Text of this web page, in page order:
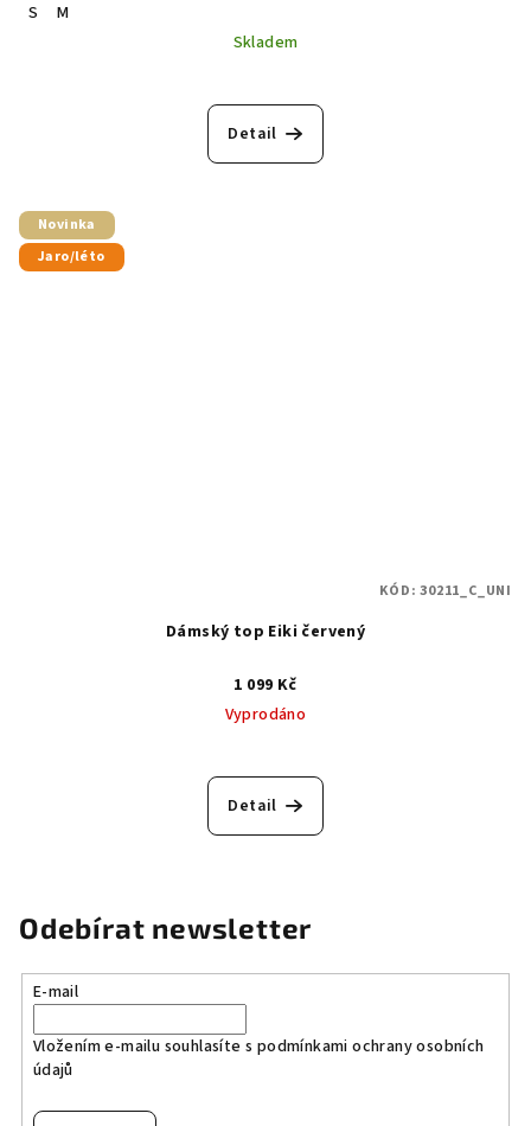
S
M
Skladem
Detail
Novinka
Jaro/léto
Dámský top Eiki červený
1 099 Kč
Vyprodáno
Detail
KÓD:30211_C_UNI
Odebírat newsletter
E-mail
Vložením e-mailu souhlasíte s podmínkami ochrany osobních
údajů